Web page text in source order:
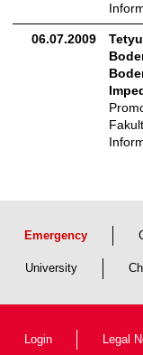
06.07.2009
Emergency
University
Login Legal